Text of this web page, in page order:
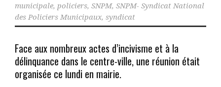
municipale, policiers, SNPM, SNPM- Syndicat National
des Policiers Municipaux, syndicat
Face aux nombreux actes d’incivisme et à la
délinquance dans le centre-ville, une réunion était
organisée ce lundi en mairie.